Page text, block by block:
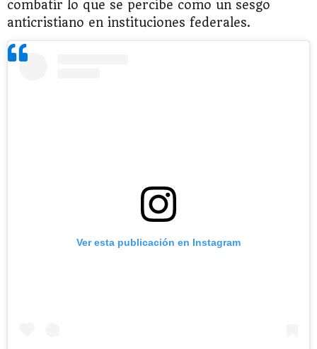
combatir lo que se percibe como un sesgo
anticristiano en instituciones federales.
Ver esta publicación en Instagram